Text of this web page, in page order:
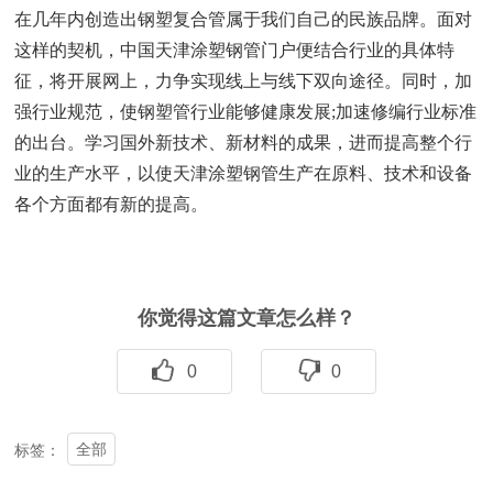
在几年内创造出钢塑复合管属于我们自己的民族品牌。面对
这样的契机，中国天津涂塑钢管门户便结合行业的具体特
征，将开展网上，力争实现线上与线下双向途径。同时，加
强行业规范，使钢塑管行业能够健康发展;加速修编行业标准
的出台。学习国外新技术、新材料的成果，进而提高整个行
业的生产水平，以使天津涂塑钢管生产在原料、技术和设备
各个方面都有新的提高。
你觉得这篇文章怎么样？
0 0
标签： 全部